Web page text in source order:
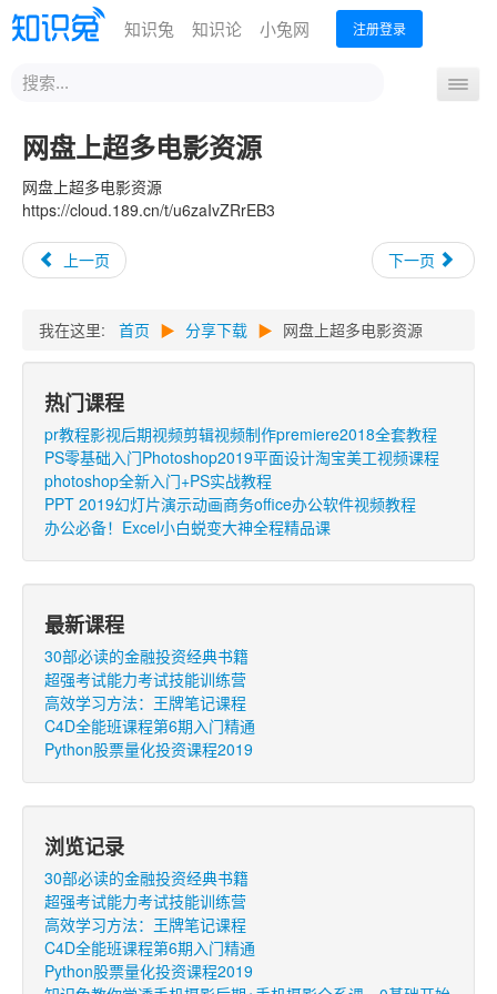
知识兔 知识论 小兔网 注册登录
站
内
导
首页 分享下载 办公技能
网盘上超多电影资源
网盘上超多电影资源
https://cloud.189.cn/t/u6zaIvZRrEB3
上一页 下一页
我在这里: 首页 ▶ 分享下载 ▶ 网盘上超多电影资源
热门课程
pr教程影视后期视频剪辑视频制作premiere2018全套教程
PS零基础入门Photoshop2019平面设计淘宝美工视频课程
photoshop全新入门+PS实战教程
PPT 2019幻灯片演示动画商务office办公软件视频教程
办公必备！Excel小白蜕变大神全程精品课
最新课程
30部必读的金融投资经典书籍
超强考试能力考试技能训练营
高效学习方法：王牌笔记课程
C4D全能班课程第6期入门精通
Python股票量化投资课程2019
浏览记录
30部必读的金融投资经典书籍
超强考试能力考试技能训练营
高效学习方法：王牌笔记课程
C4D全能班课程第6期入门精通
Python股票量化投资课程2019